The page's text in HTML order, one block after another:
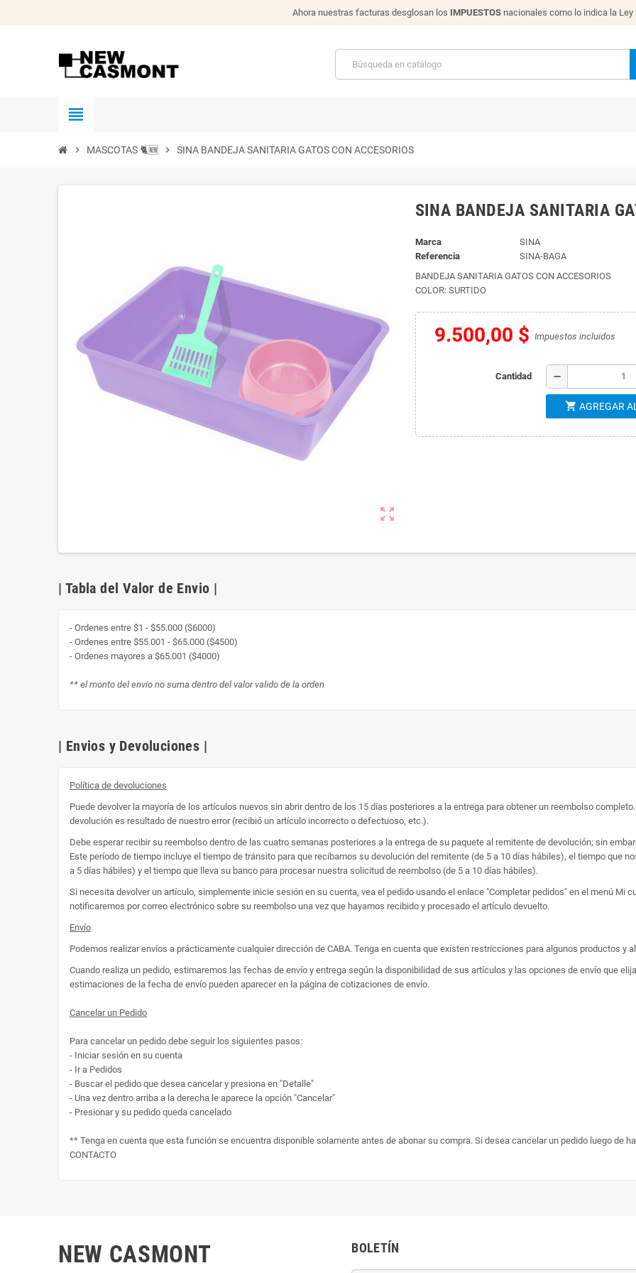
Ahora nuestras facturas desglosan los IMPUESTOSnacionales como lo indica la Ley
view_headline
chevron_right MASCOTAS 🐈🆕 chevron_right SINA BANDEJA SANITARIA GATOS CON ACCESORIOS
zoom_out_map
SINA BANDEJA SANITARIA
Marca
SINA
Referencia
SINA-BAGA
BANDEJA SANITARIA GATOS CON ACCESORIOS
COLOR: SURTIDO
9.500,00 $ Impuestos incluidos
Cantidad remove
shopping_cart AGREGAR
| Tabla del Valor de Envio |
- Ordenes entre $1 - $55.000 ($6000)
- Ordenes entre $55.001 - $65.000 ($4500)
- Ordenes mayores a $65.001 ($4000)
** el monto del envio no suma dentro del valor valido de la orden
| Envios y Devoluciones |
Política de devoluciones
Puede devolver la mayoría de los artículos nuevos sin abrir dentro de los 15 días posteriores a la entrega para obtener un reembolso
devolución es resultado de nuestro error (recibió un artículo incorrecto o defectuoso, etc.).
Debe esperar recibir su reembolso dentro de las cuatro semanas posteriores a la entrega de su paquete al remitente de devolución; sin
Este período de tiempo incluye el tiempo de tránsito para que recibamos su devolución del remitente (de 5 a 10 días hábiles), el tiempo que
a 5 días hábiles) y el tiempo que lleva su banco para procesar nuestra solicitud de reembolso (de 5 a 10 días hábiles).
Si necesita devolver un artículo, simplemente inicie sesión en su cuenta, vea el pedido usando el enlace "Completar pedidos" en el menú Mi
notificaremos por correo electrónico sobre su reembolso una vez que hayamos recibido y procesado el artículo devuelto.
Envío
Podemos realizar envíos a prácticamente cualquier dirección de CABA. Tenga en cuenta que existen restricciones para algunos productos y
Cuando realiza un pedido, estimaremos las fechas de envío y entrega según la disponibilidad de sus artículos y las opciones de envío que
estimaciones de la fecha de envío pueden aparecer en la página de cotizaciones de envío.
Cancelar un Pedido
Para cancelar un pedido debe seguir los siguientes pasos:
- Iniciar sesión en su cuenta
- Ir a Pedidos
- Buscar el pedido que desea cancelar y presiona en "Detalle"
- Una vez dentro arriba a la derecha le aparece la opción "Cancelar"
- Presionar y su pedido queda cancelado
** Tenga en cuenta que esta función se encuentra disponible solamente antes de abonar su compra. Si desea cancelar un pedido luego de
CONTACTO
NEW CASMONT BOLETÍN